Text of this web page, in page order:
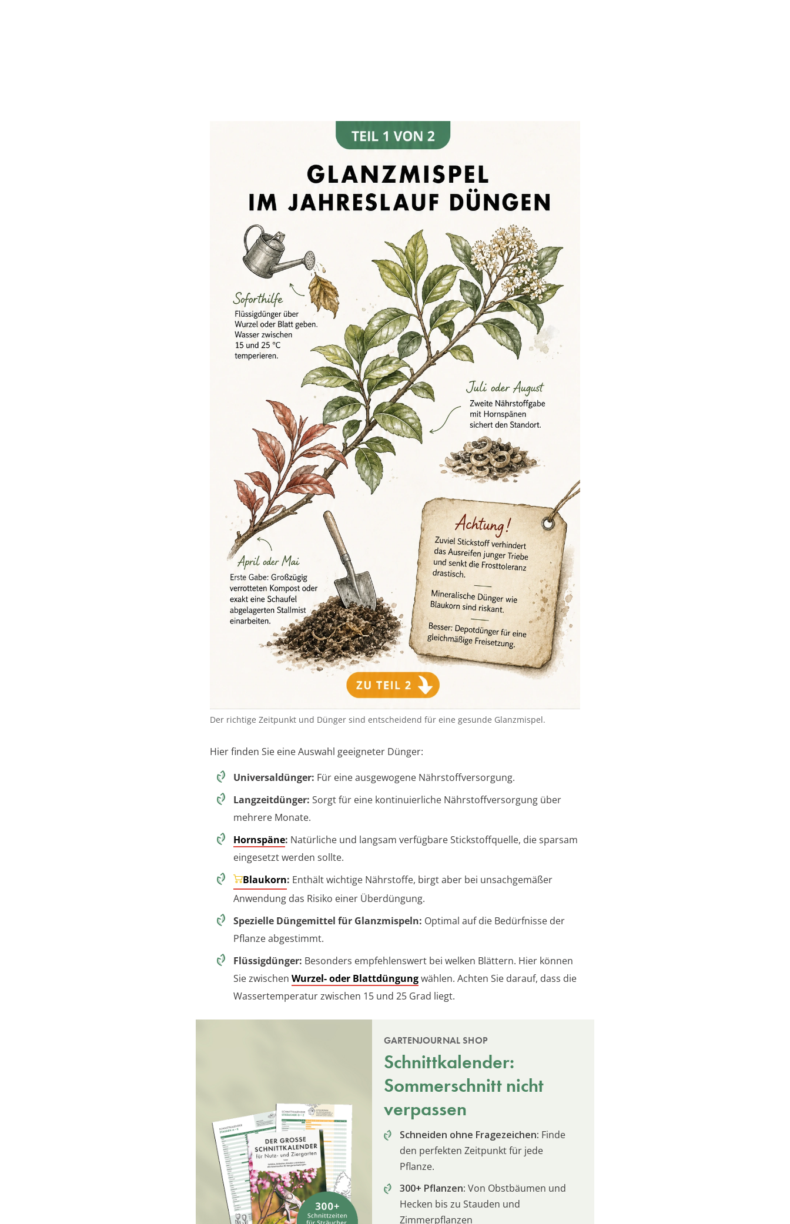
Der richtige Zeitpunkt und Dünger sind entscheidend für eine gesunde Glanzmispel.
Hier finden Sie eine Auswahl geeigneter Dünger:
Universaldünger: Für eine ausgewogene Nährstoffversorgung.
Langzeitdünger: Sorgt für eine kontinuierliche Nährstoffversorgung über
mehrere Monate.
Hornspäne: Natürliche und langsam verfügbare Stickstoffquelle, die sparsam
eingesetzt werden sollte.
Blaukorn: Enthält wichtige Nährstoffe, birgt aber bei unsachgemäßer
Anwendung das Risiko einer Überdüngung.
Spezielle Düngemittel für Glanzmispeln: Optimal auf die Bedürfnisse der
Pflanze abgestimmt.
Flüssigdünger: Besonders empfehlenswert bei welken Blättern. Hier können
Sie zwischen Wurzel- oder Blattdüngungwählen. Achten Sie darauf, dass die
Wassertemperatur zwischen 15 und 25 Grad liegt.
GARTENJOURNAL SHOP
Schnittkalender:
Sommerschnitt nicht
verpassen
Schneiden ohne Fragezeichen: Finde
den perfekten Zeitpunkt für jede
Pflanze.
300+ Pflanzen: Von Obstbäumen und
Hecken bis zu Stauden und
Zimmerpflanzen